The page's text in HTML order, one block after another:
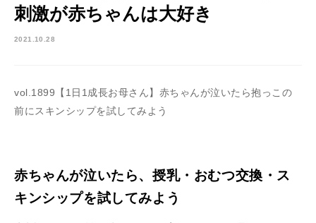
刺激が赤ちゃんは大好き
2021.10.28
vol.1899【1日1成長お母さん】赤ちゃんが泣いたら抱っこの
前にスキンシップを試してみよう
赤ちゃんが泣いたら、授乳・おむつ交換・ス
キンシップを試してみよう